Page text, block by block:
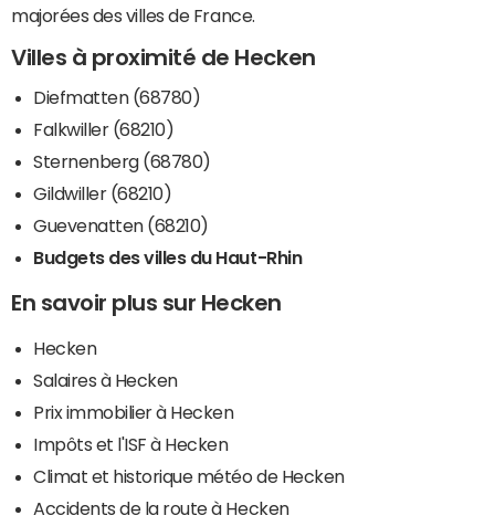
majorées des villes de France.
Villes à proximité de Hecken
Diefmatten (68780)
Falkwiller (68210)
Sternenberg (68780)
Gildwiller (68210)
Guevenatten (68210)
Budgets des villes du Haut-Rhin
En savoir plus sur Hecken
Hecken
Salaires à Hecken
Prix immobilier à Hecken
Impôts et l'ISF à Hecken
Climat et historique météo de Hecken
Accidents de la route à Hecken